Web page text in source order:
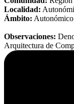
Localidad:
Ámbito: Autonómico
Observaciones:
Arquitectura de